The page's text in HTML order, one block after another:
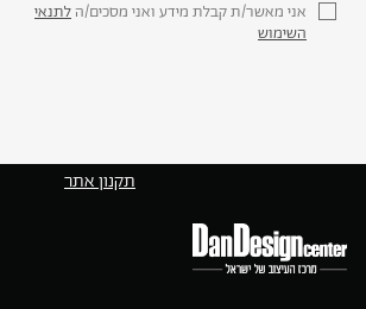
אני מאשר/ת קבלת מידע ואני מסכים/הלתנאי
השימוש
תקנון אתר